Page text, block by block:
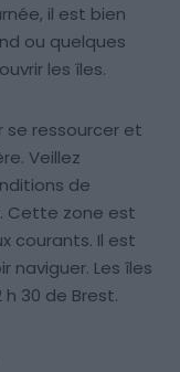
il est bien
ou quelques
les îles.
ressourcer et
Veillez
de
Cette zone est
courants. Il est
naviguer. Les îles
30 de Brest.